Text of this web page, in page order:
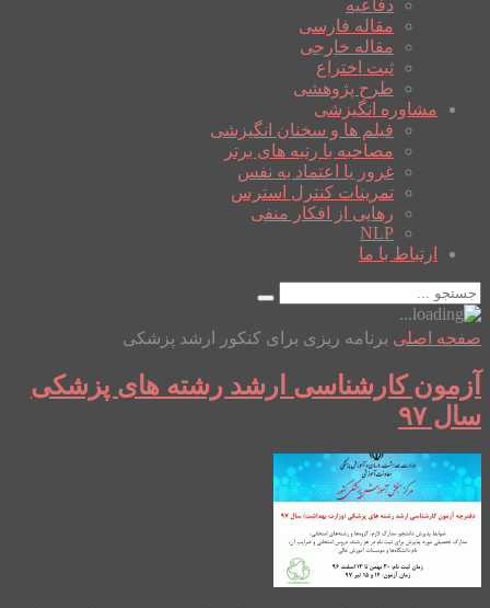
دفاعیه
مقاله فارسی
مقاله خارجی
ثبت اختراع
طرح پژوهشی
مشاوره انگیزشی
فیلم ها و سخنان انگیزشی
مصاحبه با رتبه های برتر
غرور یا اعتماد به نفس
تمرینات کنترل استرس
رهایی از افکار منفی
NLP
ارتباط با ما
صفحه اصلی برنامه ریزی برای کنکور ارشد پزشکی
آزمون کارشناسی ارشد رشته های پزشکی
سال ۹۷